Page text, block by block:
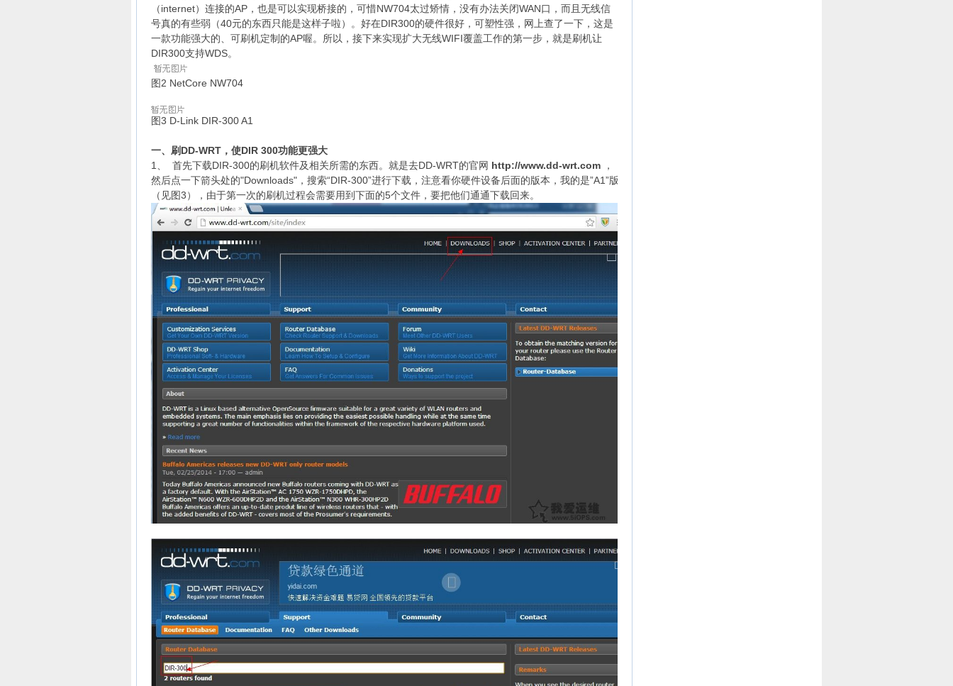
（internet）连接的AP，也是可以实现桥接的，可惜NW704太过矫情，没有办法关闭WAN口，而且无线信
号真的有些弱（40元的东西只能是这样子啦）。好在DIR300的硬件很好，可塑性强，网上查了一下，这是
一款功能强大的、可刷机定制的AP喔。所以，接下来实现扩大无线WIFI覆盖工作的第一步，就是刷机让
DIR300支持WDS。
图2 NetCore NW704
图3 D-Link DIR-300 A1
一、刷DD-WRT，使DIR 300功能更强大
1、 首先下载DIR-300的刷机软件及相关所需的东西。就是去DD-WRT的官网 http://www.dd-wrt.com ，
然后点一下箭头处的"Downloads"，搜索“DIR-300”进行下载，注意看你硬件设备后面的版本，我的是”A1”版
（见图3），由于第一次的刷机过程会需要用到下面的5个文件，要把他们通通下载回来。